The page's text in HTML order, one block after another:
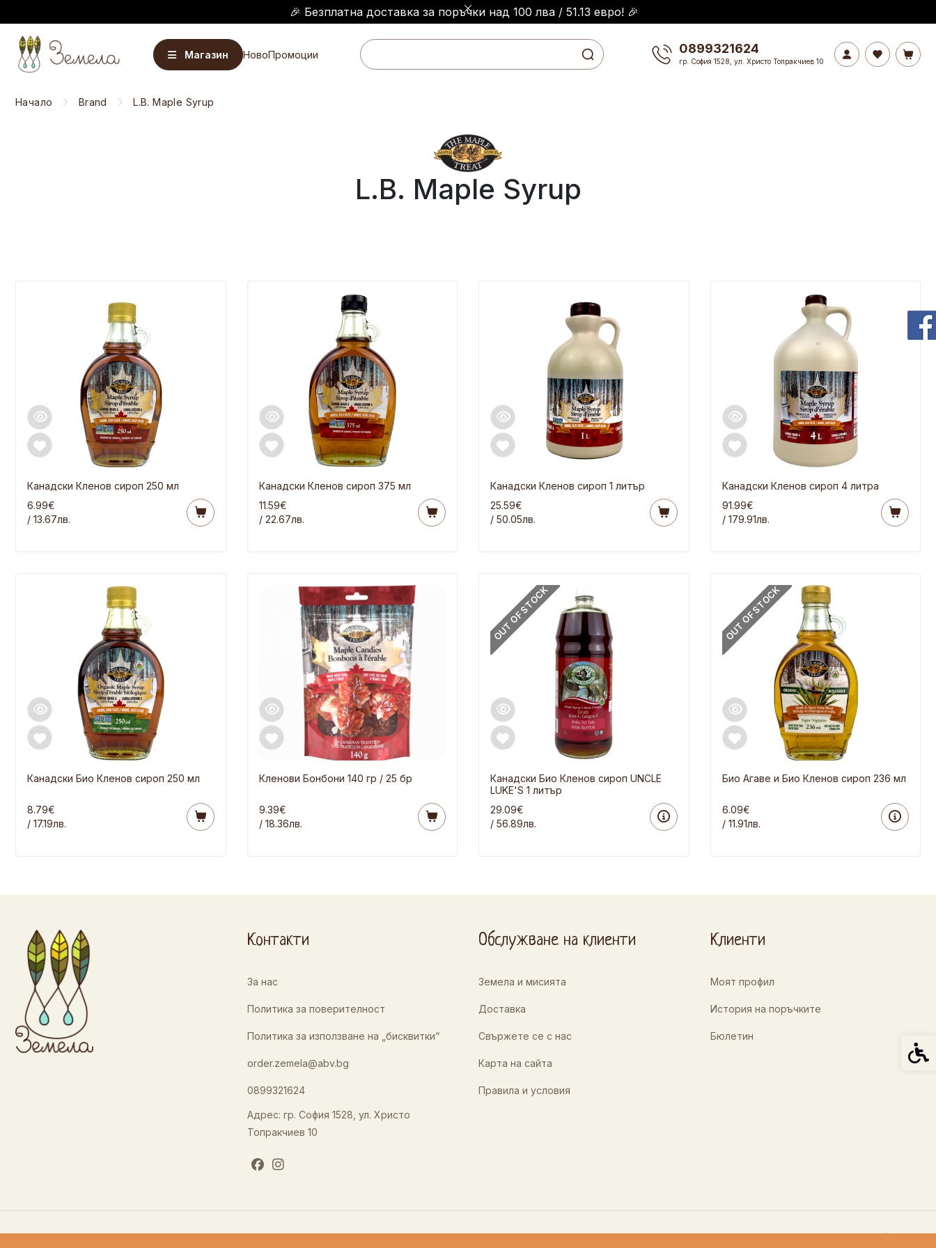
🎉 Безплатна доставка за поръчки над 100 лва / 51.13 евро! 🎉
Магазин НовоПромоции 0899321624
гр. София 1528, ул. Христо Топракчиев 10
Начало Brand L.B. Maple Syrup
L.B. Maple Syrup
Канадски Кленов сироп 250 мл
6.99€
/ 13.67лв.
Канадски Кленов сироп 375 мл
11.59€
/ 22.67лв.
Канадски Кленов сироп 1 литър
25.59€
/ 50.05лв.
Канадски Кленов сироп 4 литра
91.99€
/ 179.91лв.
Канадски Био Кленов сироп 250 мл
8.79€
/ 17.19лв.
Кленови Бонбони 140 гр / 25 бр
9.39€
/ 18.36лв.
OUT OF STOCK
Канадски Био Кленов сироп UNCLE
LUKE'S 1 литър
29.09€
/ 56.89лв.
OUT OF STOCK
Био Агаве и Био Кленов сироп 236 мл
6.09€
/ 11.91лв.
Контакти
За нас
Политика за поверителност
Политика за използване на „бисквитки“
order.zemela@abv.bg
0899321624
Адрес: гр. София 1528, ул. Христо
Топракчиев 10
Обслужване на клиенти
Земела и мисията
Доставка
Свържете се с нас
Карта на сайта
Правила и условия
Клиенти
Моят профил
История на поръчките
Бюлетин